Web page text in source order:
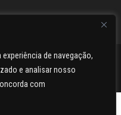
de navegação,
e analisar nosso
com